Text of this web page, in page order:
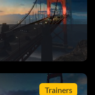
Trainers